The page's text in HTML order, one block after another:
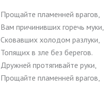
Прощайте пламенней врагов,
Вам причинивших горечь муки,
Сковавших холодом разлуки,
Топящих в зле без берегов.
Дружней протягивайте руки,
Прощайте пламенней врагов,